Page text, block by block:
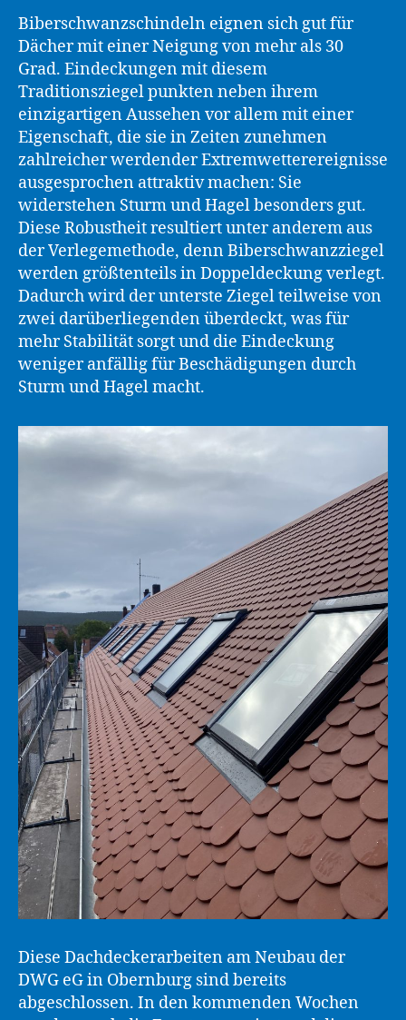
Biberschwanzschindeln eignen sich gut für
Dächer mit einer Neigung von mehr als 30
Grad. Eindeckungen mit diesem
Traditionsziegel punkten neben ihrem
einzigartigen Aussehen vor allem mit einer
Eigenschaft, die sie in Zeiten zunehmen
zahlreicher werdender Extremwetterereignisse
ausgesprochen attraktiv machen: Sie
widerstehen Sturm und Hagel besonders gut.
Diese Robustheit resultiert unter anderem aus
der Verlegemethode, denn Biberschwanzziegel
werden größtenteils in Doppeldeckung verlegt.
Dadurch wird der unterste Ziegel teilweise von
zwei darüberliegenden überdeckt, was für
mehr Stabilität sorgt und die Eindeckung
weniger anfällig für Beschädigungen durch
Sturm und Hagel macht.
Diese Dachdeckerarbeiten am Neubau der
DWG eG in Obernburg sind bereits
abgeschlossen. In den kommenden Wochen